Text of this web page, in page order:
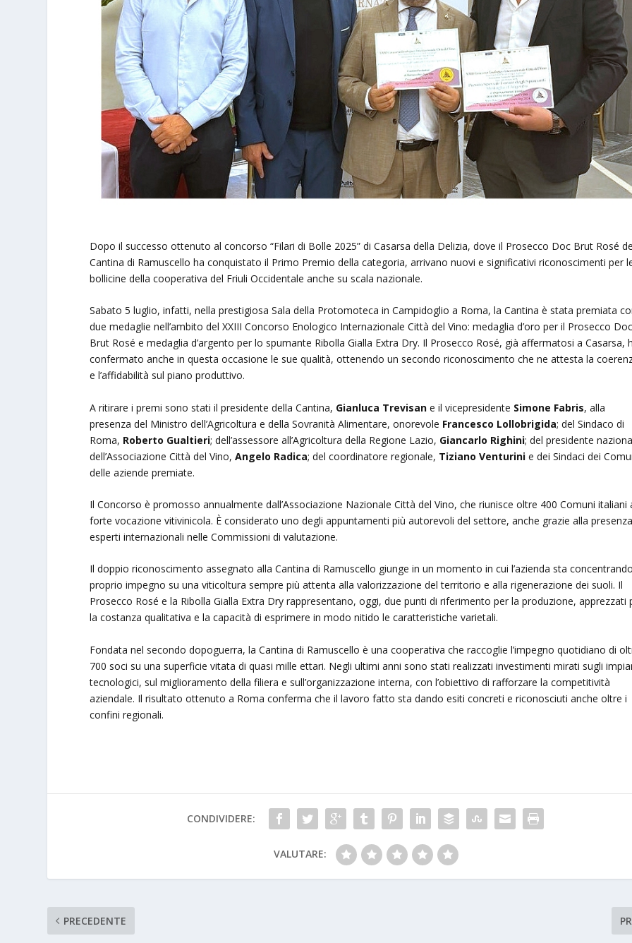
Dopo il successo ottenuto al concorso “Filari di Bolle 2025” di Casarsa della Delizia, dove il Prosecco Doc Brut Rosé
Cantina di Ramuscello ha conquistato il Primo Premio della categoria, arrivano nuovi e significativi riconoscimenti per
bollicine della cooperativa del Friuli Occidentale anche su scala nazionale.
Sabato 5 luglio, infatti, nella prestigiosa Sala della Protomoteca in Campidoglio a Roma, la Cantina è stata premiata
due medaglie nell’ambito del XXIII Concorso Enologico Internazionale Città del Vino: medaglia d’oro per il Prosecco Doc
Brut Rosé e medaglia d’argento per lo spumante Ribolla Gialla Extra Dry. Il Prosecco Rosé, già affermatosi a Casarsa,
confermato anche in questa occasione le sue qualità, ottenendo un secondo riconoscimento che ne attesta la
e l’affidabilità sul piano produttivo.
A ritirare i premi sono stati il presidente della Cantina, Gianluca Trevisan e il vicepresidente Simone Fabris, alla
presenza del Ministro dell’Agricoltura e della Sovranità Alimentare, onorevole Francesco Lollobrigida; del Sindaco di
Roma, Roberto Gualtieri; dell’assessore all’Agricoltura della Regione Lazio, Giancarlo Righini; del presidente
dell’Associazione Città del Vino,Angelo Radica; del coordinatore regionale, Tiziano Venturini e dei Sindaci dei
delle aziende premiate.
Il Concorso è promosso annualmente dall’Associazione Nazionale Città del Vino, che riunisce oltre 400 Comuni italiani
forte vocazione vitivinicola. È considerato uno degli appuntamenti più autorevoli del settore, anche grazie alla
esperti internazionali nelle Commissioni di valutazione.
Il doppio riconoscimento assegnato alla Cantina di Ramuscello giunge in un momento in cui l’azienda sta
proprio impegno su una viticoltura sempre più attenta alla valorizzazione del territorio e alla rigenerazione dei suoli. Il
Prosecco Rosé e la Ribolla Gialla Extra Dry rappresentano, oggi, due punti di riferimento per la produzione, apprezzati
la costanza qualitativa e la capacità di esprimere in modo nitido le caratteristiche varietali.
Fondata nel secondo dopoguerra, la Cantina di Ramuscello è una cooperativa che raccoglie l’impegno quotidiano di
700 soci su una superficie vitata di quasi mille ettari. Negli ultimi anni sono stati realizzati investimenti mirati sugli
tecnologici, sul miglioramento della filiera e sull’organizzazione interna, con l’obiettivo di rafforzare la competitività
aziendale. Il risultato ottenuto a Roma conferma che il lavoro fatto sta dando esiti concreti e riconosciuti anche oltre i
confini regionali.
CONDIVIDERE:
VALUTARE:
PRECEDENTE